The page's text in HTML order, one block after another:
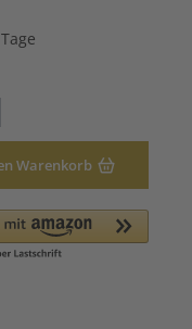
Warenkorb